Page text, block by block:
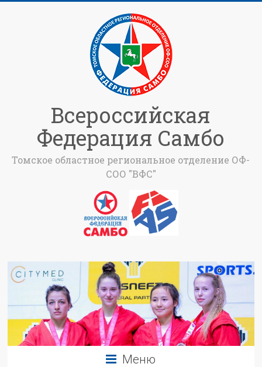
Всероссийская
Федерация Самбо
Томское областное региональное отделение ОФ-
СОО "ВФС"
Меню